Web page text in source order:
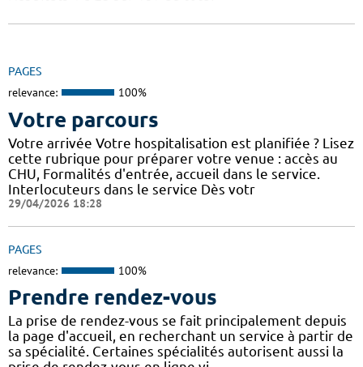
PAGES
relevance: 100%
Votre parcours
Votre arrivée Votre hospitalisation est planifiée ? Lisez
cette rubrique pour préparer votre venue : accès au
CHU, Formalités d'entrée, accueil dans le service.
Interlocuteurs dans le service Dès votr
29/04/2026 18:28
PAGES
relevance: 100%
Prendre rendez-vous
La prise de rendez-vous se fait principalement depuis
la page d'accueil, en recherchant un service à partir de
sa spécialité. Certaines spécialités autorisent aussi la